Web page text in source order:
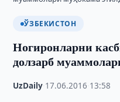
ЎЗБЕКИСТОН
Ногиронларни
долзарб
UzDaily 17.06.2016 13:58